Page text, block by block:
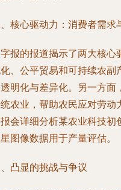
核心驱动力：消费者需求
报的报道揭示了两大核心
、公平贸易和可持续农副
明化与差异化。另一方面
农业，帮助农民应对劳动
会详细分析某农业科技初
图像数据用于产量评估。
凸显的挑战与争议